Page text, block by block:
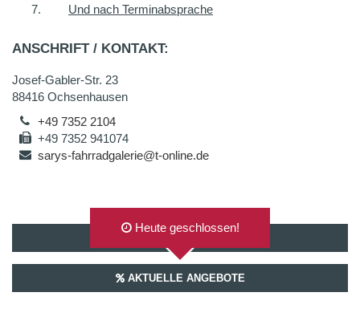
Und nach Terminabsprache
ANSCHRIFT / KONTAKT:
Josef-Gabler-Str. 23
88416 Ochsenhausen
+49 7352 2104
+49 7352 941074
sarys-fahrradgalerie@t-online.de
AUF GOOGLEMAPS ANZEIGEN
Heute geschlossen!
AKTUELLE ANGEBOTE